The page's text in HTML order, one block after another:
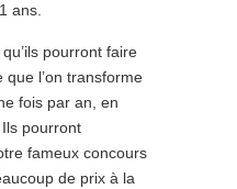
ans.
pourront faire
l’on transforme
fois par an, en
pourront
fameux concours
de prix à la